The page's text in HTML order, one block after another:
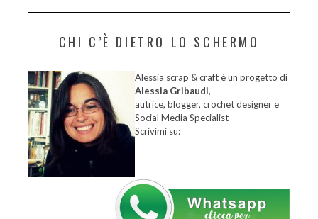
CHI C’È DIETRO LO SCHERMO
Alessia scrap & craft è un progetto di
Alessia Gribaudi,
autrice, blogger, crochet designer e
Social Media Specialist
Scrivimi su: